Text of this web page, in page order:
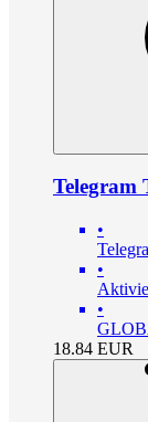
Telegram
•
•
•
18.84 EUR